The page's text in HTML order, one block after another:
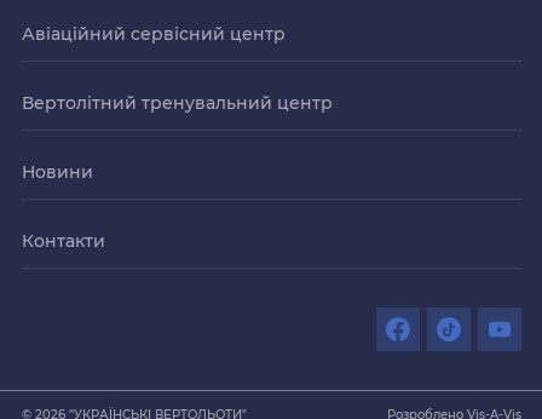
Авіаційний сервісний центр
Вертолітний тренувальний центр
Новини
Контакти
© 2026 "УКРАЇНСЬКІ ВЕРТОЛЬОТИ" Розроблено Vis-A-Vis